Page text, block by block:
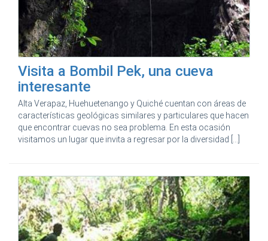
Visita a Bombil Pek, una cueva
interesante
Alta Verapaz, Huehuetenango y Quiché cuentan con áreas de
características geológicas similares y particulares que hacen
que encontrar cuevas no sea problema. En esta ocasión
visitamos un lugar que invita a regresar por la diversidad [...]